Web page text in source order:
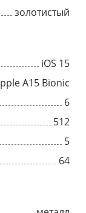
золотистый
iOS 15
A15 Bionic
6
512
5
64